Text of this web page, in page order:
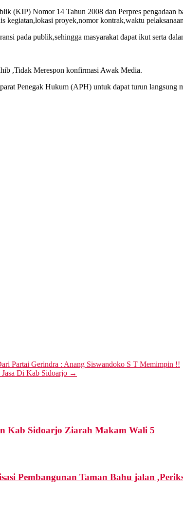
(KIP) Nomor 14 Tahun 2008 dan Perpres pengadaan
kegiatan,lokasi proyek,nomor kontrak,waktu
pada publik,sehingga masyarakat dapat ikut serta
,Tidak Merespon konfirmasi Awak Media.
Penegak Hukum (APH) untuk dapat turun langsung
Partai Gerindra : Anang Siswandoko S T Memimpin !!
Di Kab Sidoarjo →
Kab Sidoarjo Ziarah Makam Wali 5
Pembangunan Taman Bahu jalan